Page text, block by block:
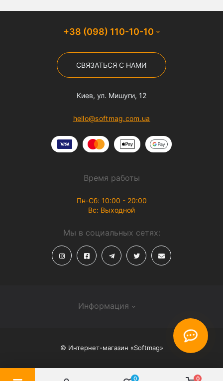
0 0
+38 (098) 110-10-10
СВЯЗАТЬСЯ С НАМИ
Киев, ул. Мишуги, 12
hello@softmag.com.ua
Информация
Политика конфиденциальности
Время работы
Пн-Сб: 10:00 - 20:00
Вс: Выходной
Мы в социальных сетях:
© Интернет-магазин «Softmag»